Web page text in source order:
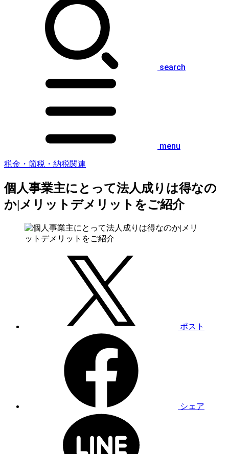
search
menu
税金・節税・納税関連
個人事業主にとって法人成りは得なの
か|メリットデメリットをご紹介
ポスト
シェア